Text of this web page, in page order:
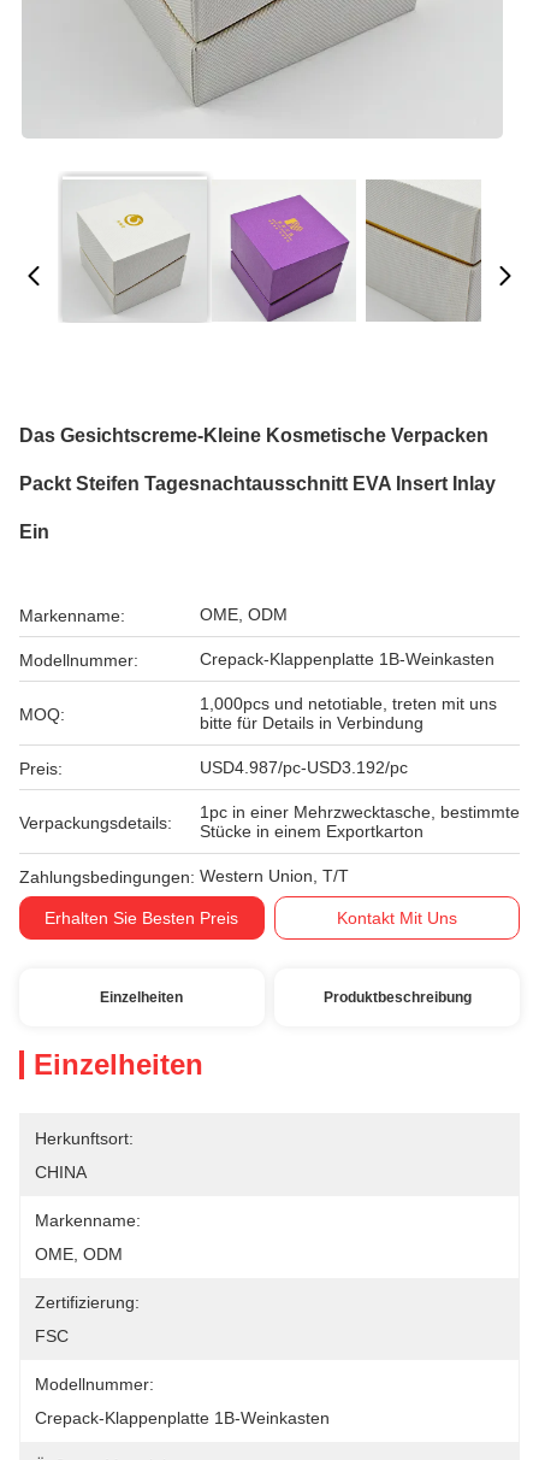
Das Gesichtscreme-Kleine Kosmetische Verpacken
Packt Steifen Tagesnachtausschnitt EVA Insert Inlay
Ein
Markenname: OME, ODM
Modellnummer: Crepack-Klappenplatte 1B-Weinkasten
MOQ:
1,000pcs und netotiable, treten mit uns
bitte für Details in Verbindung
Preis: USD4.987/pc-USD3.192/pc
Verpackungsdetails:
1pc in einer Mehrzwecktasche, bestimmte
Stücke in einem Exportkarton
Zahlungsbedingungen: Western Union, T/T
Erhalten Sie Besten Preis Kontakt Mit Uns
Einzelheiten Produktbeschreibung
Einzelheiten
Herkunftsort:
CHINA
Markenname:
OME, ODM
Zertifizierung:
FSC
Modellnummer:
Crepack-Klappenplatte 1B-Weinkasten